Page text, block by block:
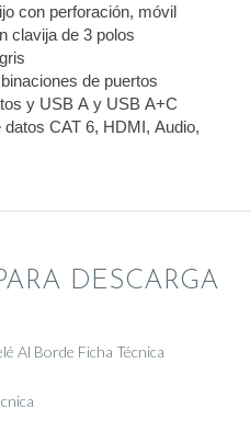
con perforación, móvil
clavija de 3 polos
de puertos
y USB A y USB A+C
CAT 6, HDMI, Audio,
DESCARGA
Al Borde Ficha Técnica